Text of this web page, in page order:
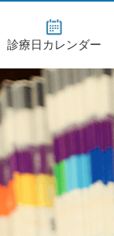
診療日カレンダー